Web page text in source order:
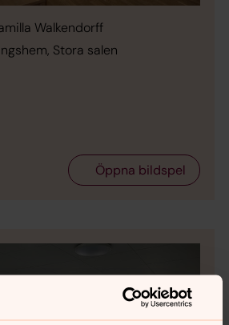
Walkendorff
Stora salen
Öppna bildspel